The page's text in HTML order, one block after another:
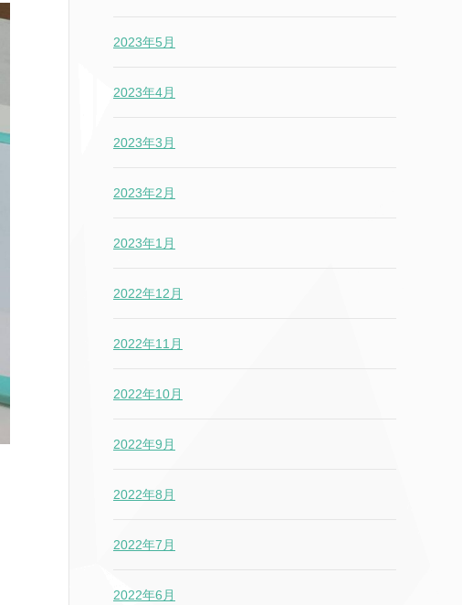
2023年5月
2023年4月
2023年3月
2023年2月
2023年1月
2022年12月
2022年11月
2022年10月
2022年9月
2022年8月
2022年7月
2022年6月